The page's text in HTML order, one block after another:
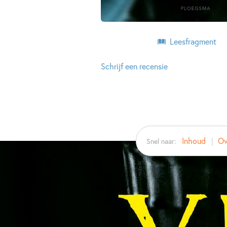
Leesfragment
Schrijf een recensie
Snel naar: Inhoud